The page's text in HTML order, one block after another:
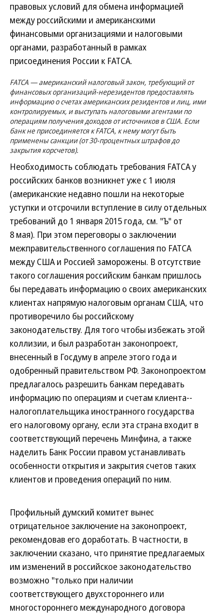
правовых условий для обмена информацией
между российскими и американскими
финансовыми организациями и налоговыми
органами, разработанный в рамках
присоединения России к FATCA.
FATCA — американский налоговый закон, требующий от
финансовых организаций-нерезидентов предоставлять
информацию о счетах американских резидентов и лиц, ими
контролируемых, и выступать налоговыми агентами по
операциям получения доходов от источников в США. Если
банк не присоединяется к FATCA, к нему могут быть
применены санкции (от 30-процентных штрафов до
закрытия корсчетов).
Необходимость соблюдать требования FATCA у
российских банков возникнет уже с 1 июля
(американские недавно пошли на некоторые
уступки и отсрочили вступление в силу отдельных
требований до 1 января 2015 года, см. "Ъ" от
8 мая). При этом переговоры о заключении
межправительственного соглашения по FATCA
между США и Россией заморожены. В отсутствие
такого соглашения российским банкам пришлось
бы передавать информацию о своих американских
клиентах напрямую налоговым органам США, что
противоречило бы российскому
законодательству. Для того чтобы избежать этой
коллизии, и был разработан законопроект,
внесенный в Госдуму в апреле этого года и
одобренный правительством РФ. Законопроектом
предлагалось разрешить банкам передавать
информацию по операциям и счетам клиента--
налогоплательщика иностранного государства
его налоговому органу, если эта страна входит в
соответствующий перечень Минфина, а также
наделить Банк России правом устанавливать
особенности открытия и закрытия счетов таких
клиентов и проведения операций по ним.
Профильный думский комитет вынес
отрицательное заключение на законопроект,
рекомендовав его доработать. В частности, в
заключении сказано, что принятие предлагаемых
им изменений в российское законодательство
возможно "только при наличии
соответствующего двухстороннего или
многостороннего международного договора